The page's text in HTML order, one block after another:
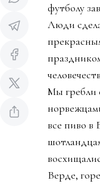
футболу
Люди
Мы гребли
все пиво в
Верде,